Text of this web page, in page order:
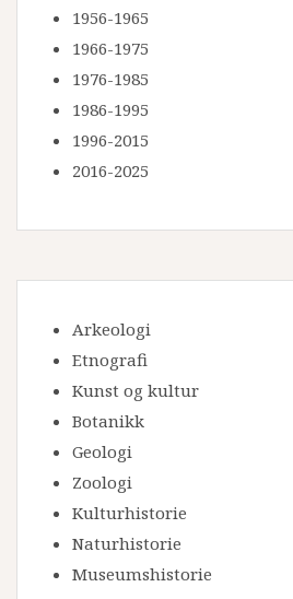
1956-1965
1966-1975
1976-1985
1986-1995
1996-2015
2016-2025
Arkeologi
Etnografi
Kunst og kultur
Botanikk
Geologi
Zoologi
Kulturhistorie
Naturhistorie
Museumshistorie